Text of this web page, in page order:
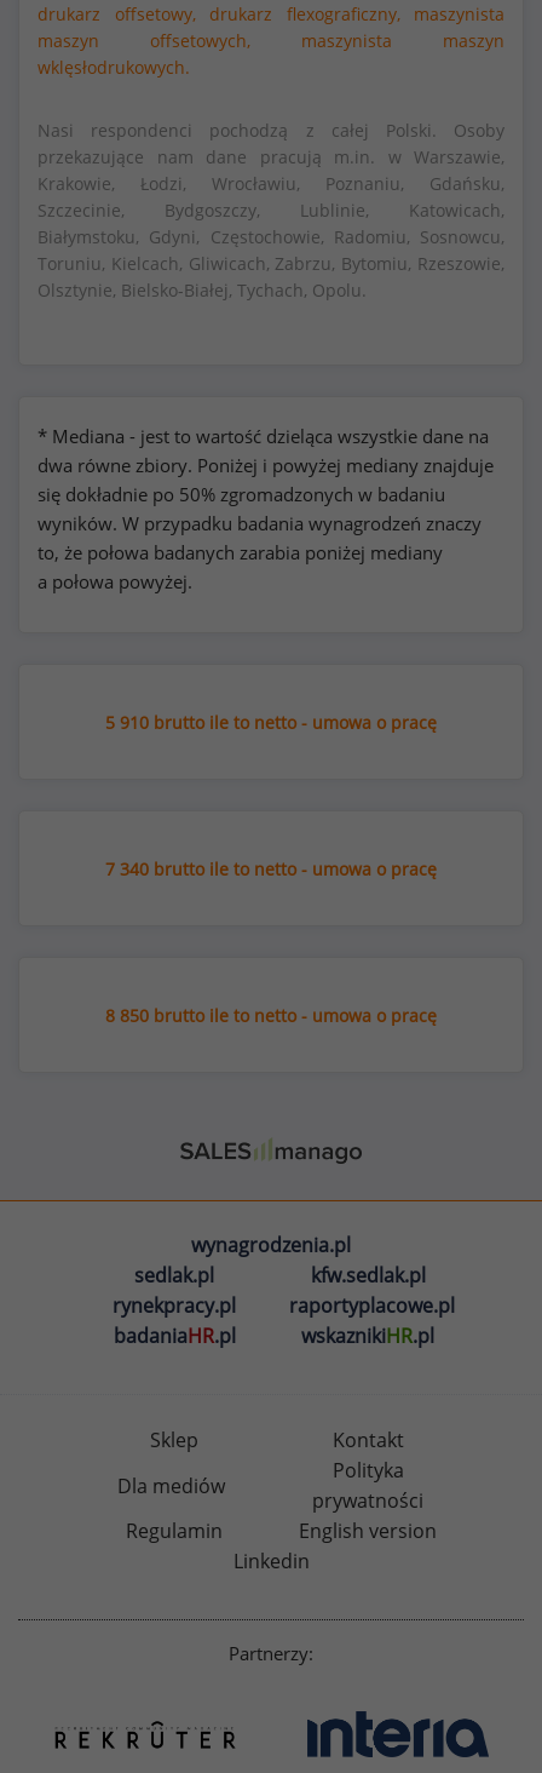
drukarz offsetowy,
drukarz flexograficzny,
maszynista
maszyn offsetowych,
maszynista maszyn
wklęsłodrukowych.
Nasi respondenci pochodzą z całej Polski. Osoby
przekazujące nam dane pracują m.in. w Warszawie,
Krakowie, Łodzi, Wrocławiu, Poznaniu, Gdańsku,
Szczecinie, Bydgoszczy, Lublinie, Katowicach,
Białymstoku, Gdyni, Częstochowie, Radomiu, Sosnowcu,
Toruniu, Kielcach, Gliwicach, Zabrzu, Bytomiu, Rzeszowie,
Olsztynie, Bielsko-Białej, Tychach, Opolu.
* Mediana - jest to wartość dzieląca wszystkie dane na
dwa równe zbiory. Poniżej i powyżej mediany znajduje
się dokładnie po 50% zgromadzonych w badaniu
wyników. W przypadku badania wynagrodzeń znaczy
to, że połowa badanych zarabia poniżej mediany
a połowa powyżej.
5 910 brutto ile to netto - umowa o pracę
7 340 brutto ile to netto - umowa o pracę
8 850 brutto ile to netto - umowa o pracę
wynagrodzenia.pl
sedlak.pl
kfw.sedlak.pl
rynekpracy.pl
raportyplacowe.pl
badaniaHR.pl wskaznikiHR.pl
Sklep
Kontakt
Dla mediów
Polityka
prywatności
Regulamin
English version
Linkedin
Partnerzy: